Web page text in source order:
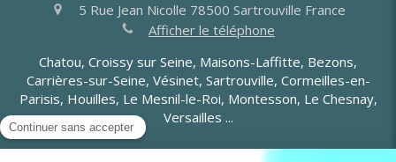
5 Rue Jean Nicolle 78500 Sartrouville France
Afficher le téléphone
Chatou, Croissy sur Seine, Maisons-Laffitte, Bezons,
Carrières-sur-Seine, Vésinet, Sartrouville, Cormeilles-en-
Parisis, Houilles, Le Mesnil-le-Roi, Montesson, Le Chesnay,
Versailles ...